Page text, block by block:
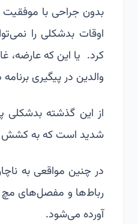
بدون جراحی با
اوقات بدشکلی را
کرد. یا این که عارضه،
والدین در پیگیری
از این گذشته بدشکلی
شدید است که به کشش
در چنین مواقعی به
رباط‌ها و مفصل‌های مچ
آورده می‌شود.